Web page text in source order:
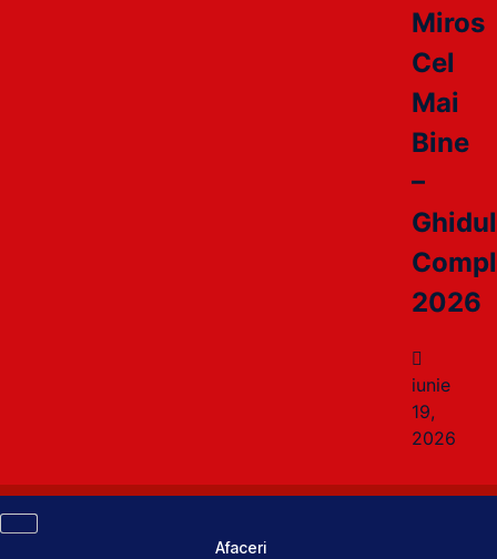
Miros
Cel
Mai
Bine
–
Ghidul
2026
iunie
19,
2026
Afaceri